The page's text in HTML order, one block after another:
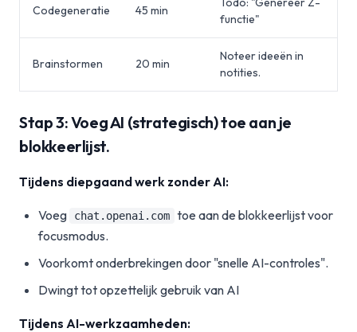
Codegeneratie 45 min
functie"
Brainstormen 20 min
Noteer ideeën in
notities.
Stap 3: Voeg AI (strategisch) toe aan je
blokkeerlijst.
Tijdens diepgaand werk zonder AI:
Voeg chat.openai.com toe aan de blokkeerlijst voor
focusmodus.
Voorkomt onderbrekingen door "snelle AI-controles".
Dwingt tot opzettelijk gebruik van AI
Tijdens AI-werkzaamheden: